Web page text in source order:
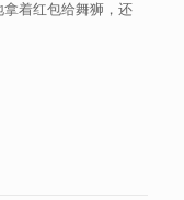
着红包给舞狮，还